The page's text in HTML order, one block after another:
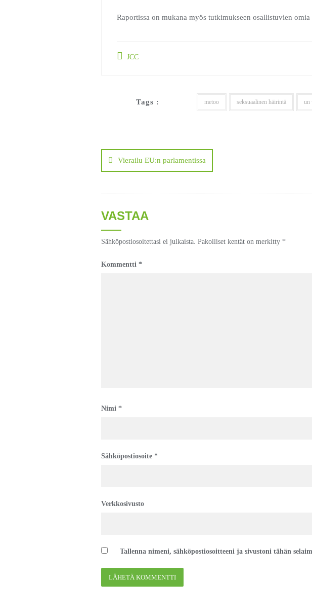
Raportissa on mukana myös tutkimukseen osallistuvien
JCC
Tags : metoo seksuaalinen häirintä un
selaus
Vierailu EU:n parlamentissa
VASTAA
Sähköpostiosoitettasi ei julkaista. Pakolliset kentät on merkitty *
Kommentti *
Nimi *
Sähköpostiosoite *
Verkkosivusto
Tallenna nimeni, sähköpostiosoitteeni ja sivustoni tähän